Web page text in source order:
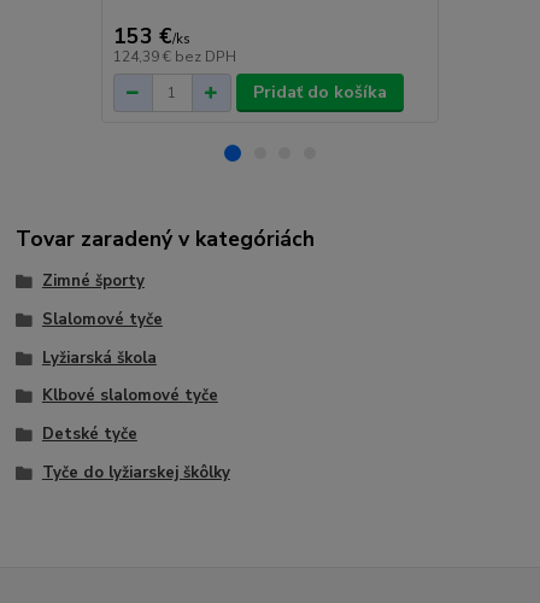
153 €/ks
124,39 € bez DPH
Pridať do košíka
Tovar zaradený v kategóriách
Zimné športy
Slalomové tyče
Lyžiarská škola
Klbové slalomové tyče
Detské tyče
Tyče do lyžiarskej škôlky